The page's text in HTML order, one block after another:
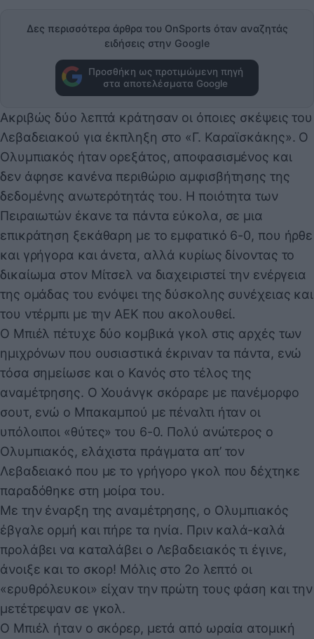
Δες περισσότερα άρθρα του OnSports όταν αναζητάς
ειδήσεις στην Google
Προσθήκη ως προτιμώμενη πηγή
στα αποτελέσματα Google
Ακριβώς δύο λεπτά κράτησαν οι όποιες σκέψεις του
Λεβαδειακού για έκπληξη στο «Γ. Καραϊσκάκης». Ο
Ολυμπιακός ήταν ορεξάτος, αποφασισμένος και
δεν άφησε κανένα περιθώριο αμφισβήτησης της
δεδομένης ανωτερότητάς του. Η ποιότητα των
Πειραιωτών έκανε τα πάντα εύκολα, σε μια
επικράτηση ξεκάθαρη με το εμφατικό 6-0, που ήρθε
και γρήγορα και άνετα, αλλά κυρίως δίνοντας το
δικαίωμα στον Μίτσελ να διαχειριστεί την ενέργεια
της ομάδας του ενόψει της δύσκολης συνέχειας και
του ντέρμπι με την ΑΕΚ που ακολουθεί.
Ο Μπιέλ πέτυχε δύο κομβικά γκολ στις αρχές των
ημιχρόνων που ουσιαστικά έκριναν τα πάντα, ενώ
τόσα σημείωσε και ο Κανός στο τέλος της
αναμέτρησης. Ο Χουάνγκ σκόραρε με πανέμορφο
σουτ, ενώ ο Μπακαμπού με πέναλτι ήταν οι
υπόλοιποι «θύτες» του 6-0. Πολύ ανώτερος ο
Ολυμπιακός, ελάχιστα πράγματα απ’ τον
Λεβαδειακό που με το γρήγορο γκολ που δέχτηκε
παραδόθηκε στη μοίρα του.
Με την έναρξη της αναμέτρησης, ο Ολυμπιακός
έβγαλε ορμή και πήρε τα ηνία. Πριν καλά-καλά
προλάβει να καταλάβει ο Λεβαδειακός τι έγινε,
άνοιξε και το σκορ! Μόλις στο 2ο λεπτό οι
«ερυθρόλευκοι» είχαν την πρώτη τους φάση και την
μετέτρεψαν σε γκολ.
Ο Μπιέλ ήταν ο σκόρερ, μετά από ωραία ατομική